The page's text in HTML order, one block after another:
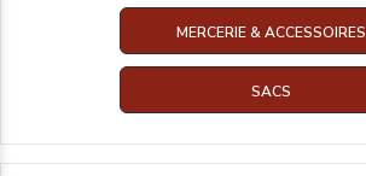
MERCERIE & ACCESSOIRES
SACS